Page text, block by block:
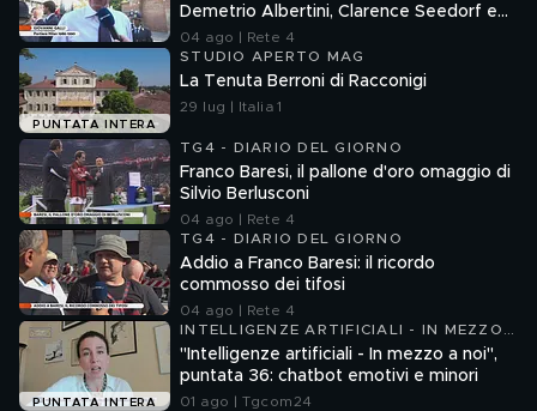
Demetrio Albertini, Clarence Seedorf e
Giovanni Galli
04 ago | Rete 4
PUNTATA INTERA
STUDIO APERTO MAG
La Tenuta Berroni di Racconigi
29 lug | Italia 1
TG4 - DIARIO DEL GIORNO
Franco Baresi, il pallone d'oro omaggio di
Silvio Berlusconi
04 ago | Rete 4
TG4 - DIARIO DEL GIORNO
Addio a Franco Baresi: il ricordo
commosso dei tifosi
04 ago | Rete 4
PUNTATA INTERA
INTELLIGENZE ARTIFICIALI - IN MEZZO
A NOI
"Intelligenze artificiali - In mezzo a noi",
puntata 36: chatbot emotivi e minori
01 ago | Tgcom24